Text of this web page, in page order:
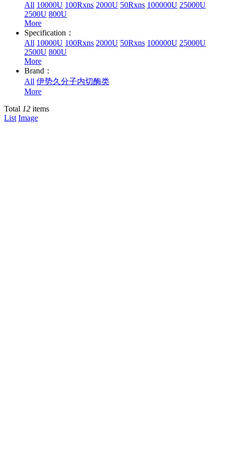
All 10000U 100Rxns 2000U 50Rxns 100000U 25000U
2500U 800U
More
Specification：
All 10000U 100Rxns 2000U 50Rxns 100000U 25000U
2500U 800U
More
Brand：
All 伊势久分子内切酶类
More
Total 12 items
List Image